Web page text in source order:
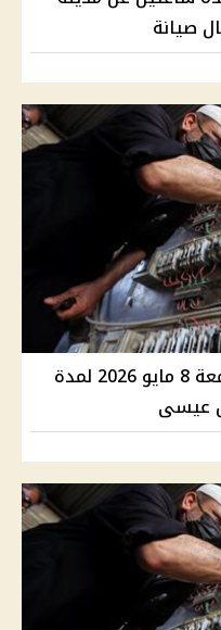
صيانة
فصل التيار الكهربائي غدًا الجمعة 8 مايو 2026 لمدة
عيسى